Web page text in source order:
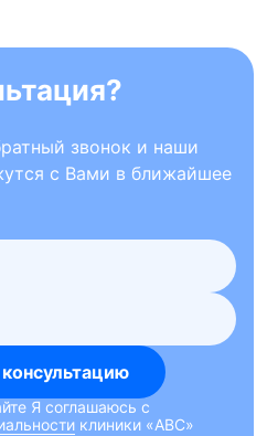
звонок и наши
с Вами в ближайшее
Я соглашаюсь с
клиники «ABC»